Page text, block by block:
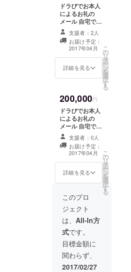
会」に日本
代表 として
招待され
2009年には
人気テレビ
番組
「SMAP×SM
演してい
る。近年CM
制作テレビ
出演も多
い。
ドラびでお本人
によるお礼の
メール 自宅で
レーザーショー
ドラびでお出演
のライブにご招
待（10回） ドラ
びでおステッ
カー(10枚） ド
作品プレゼント
（5作品）
支援者：2人
お届け予定：
2017年04月
詳細を見る
こ
の
リ
タ
ー
ン
を
選
択
す
る
200,000円
ドラびでお本人
によるお礼の
メール 自宅で
レーザーショー
ドラびでお出演
のライブにご招
待（無制限） ド
ラびでおステッ
カー(10枚） ド
DVD お好きなド
ラびでお作品プ
レゼント（5作
品） 旧
DORAnomeマ
シーンプレゼン
ト！！（限定２
台） 各世界に一
台づつの楽器で
す。
支援者：0人
お届け予定：
2017年04月
詳細を見る
こ
の
リ
タ
ー
ン
を
選
択
す
る
このプロ
ジェクト
は、 All-In方
式です。
目標金額に
関わらず、
2017/02/27